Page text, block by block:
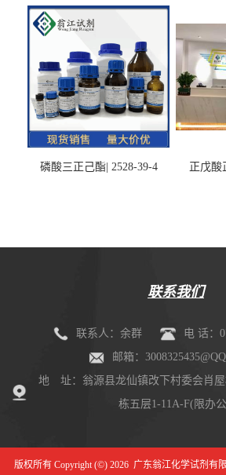
磷酸三正己酯| 2528-39-4 正戊酸
联系我们
联系人：余群
电 话：
邮箱：
地 址：翁源县龙仙镇改下村委会肖
栋五层1-11A-F(限办
版权所有 Copyright (©) 2026 广东翁江化学试剂有